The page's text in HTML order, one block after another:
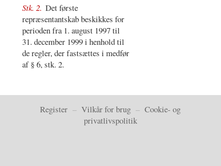
Stk. 2. Det første
repræsentantskab beskikkes for
perioden fra 1. august 1997 til
31. december 1999 i henhold til
de regler, der fastsættes i medfør
af § 6, stk. 2.
Register –Vilkår for brug –Cookie- og
privatlivspolitik